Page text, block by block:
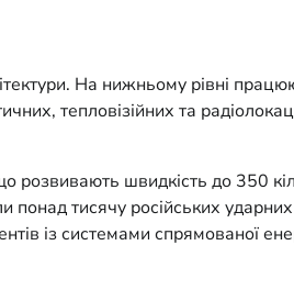
На нижньому рівні
тепловізійних та
розвивають швидкість до 350
понад тисячу російських
із системами спрямованої